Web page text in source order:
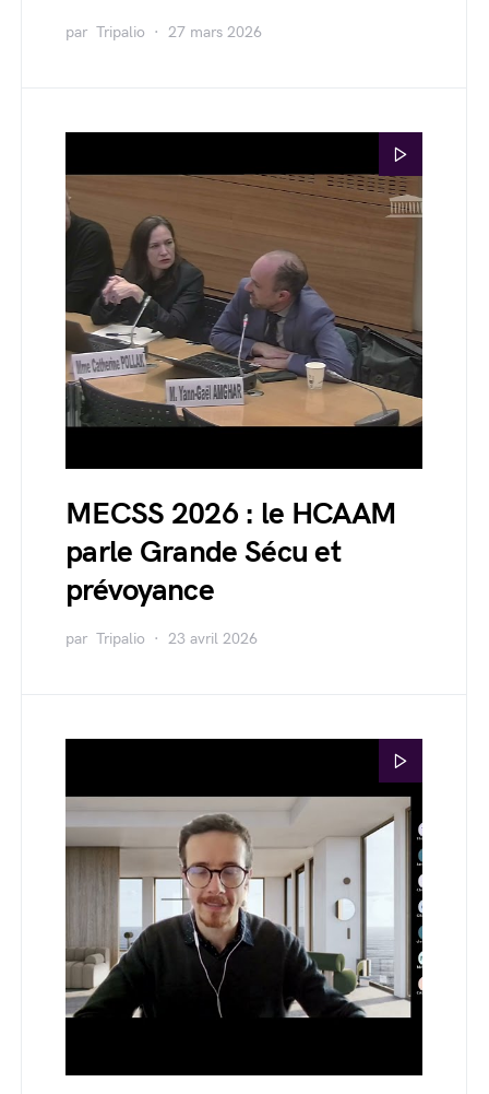
par Tripalio 27 mars 2026
MECSS 2026 : le HCAAM
parle Grande Sécu et
prévoyance
par Tripalio 23 avril 2026